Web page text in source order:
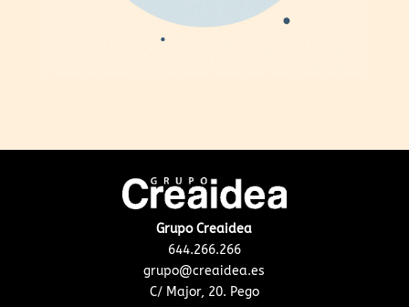
Grupo Creaidea
644.266.266
grupo@creaidea.es
C/ Major, 20. Pego